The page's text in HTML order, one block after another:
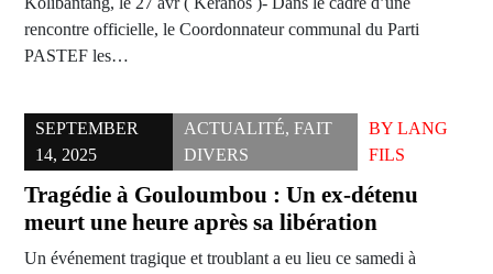
rencontre officielle, le Coordonnateur communal du Parti
PASTEF les…
SEPTEMBER
14, 2025
ACTUALITÉ, FAIT
DIVERS
BY LANG
FILS
Tragédie à Gouloumbou : Un ex-détenu
meurt une heure après sa libération
Un événement tragique et troublant a eu lieu ce samedi à